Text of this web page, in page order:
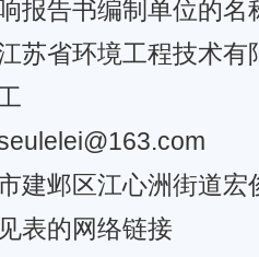
告书编制单位的名
省环境工程技术有
邺区江心洲街道宏
的网络链接